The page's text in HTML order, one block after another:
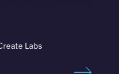
Labs